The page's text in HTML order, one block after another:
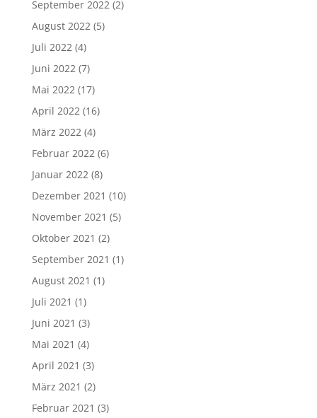
September 2022 (2)
August 2022 (5)
Juli 2022 (4)
Juni 2022 (7)
Mai 2022 (17)
April 2022 (16)
März 2022 (4)
Februar 2022 (6)
Januar 2022 (8)
Dezember 2021 (10)
November 2021 (5)
Oktober 2021 (2)
September 2021 (1)
August 2021 (1)
Juli 2021 (1)
Juni 2021 (3)
Mai 2021 (4)
April 2021 (3)
März 2021 (2)
Februar 2021 (3)